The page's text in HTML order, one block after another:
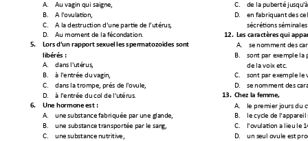
A. Au vagin qui saigne
B.
A l'ovulation,
C.
A la destruction d'une partie de l’utérus,
D.
Au moment de la fécondation.
5. Lors d'un rapport sexuel les spermatozoïdes sont
libérés :
A. dans l'utérus,
B.
à l'entrée du vagin
C.
dans la trompe, prés de l'ovule,
D.
à l'entrée du col de l'utérus.
6. Une hormone est :
A. une substance fabriquée par une glande,
B.
une substance transportée par le sang,
C.
une substance nutritive,
C.
de la puberté jusqu'à
D.
en fabriquant des
sécrétions sémi
12. Les caractères qui appa
A. se nomment des
B.
sont par exemple la
de la voix etc.
C.
sont par exemple le
D.
se nomment des
13. Chez la femme,
A. le premier jours du
B.
le cycle de l'appareil
C.
l'ovulation a lieu le
D.
un seul ovule est